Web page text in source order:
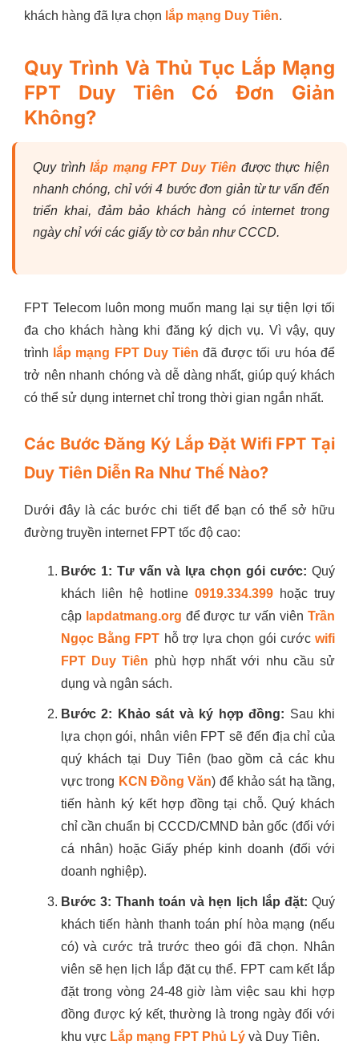
khách hàng đã lựa chọn lắp mạng Duy Tiên.
Quy Trình Và Thủ Tục Lắp Mạng
FPT Duy Tiên Có Đơn Giản
Không?
Quy trìnhlắp mạng FPT Duy Tiên được thực hiện
nhanh chóng, chỉ với 4 bước đơn giản từ tư vấn đến
triển khai, đảm bảo khách hàng có internet trong
ngày chỉ với các giấy tờ cơ bản như CCCD.
FPT Telecom luôn mong muốn mang lại sự tiện lợi tối
đa cho khách hàng khi đăng ký dịch vụ. Vì vậy, quy
trình lắp mạng FPT Duy Tiên đã được tối ưu hóa để
trở nên nhanh chóng và dễ dàng nhất, giúp quý khách
có thể sử dụng internet chỉ trong thời gian ngắn nhất.
Các Bước Đăng Ký Lắp Đặt Wifi FPT Tại
Duy Tiên Diễn Ra Như Thế Nào?
Dưới đây là các bước chi tiết để bạn có thể sở hữu
đường truyền internet FPT tốc độ cao:
Bước 1: Tư vấn và lựa chọn gói cước: Quý
khách liên hệ hotline 0919.334.399hoặc truy
cập lapdatmang.org để được tư vấn viênTrần
Ngọc Bằng FPT hỗ trợ lựa chọn gói cướcwifi
FPT Duy Tiên phù hợp nhất với nhu cầu sử
dụng và ngân sách.
Bước 2: Khảo sát và ký hợp đồng: Sau khi
lựa chọn gói, nhân viên FPT sẽ đến địa chỉ của
quý khách tại Duy Tiên (bao gồm cả các khu
vực trong KCN Đồng Văn) để khảo sát hạ tầng,
tiến hành ký kết hợp đồng tại chỗ. Quý khách
chỉ cần chuẩn bị CCCD/CMND bản gốc (đối với
cá nhân) hoặc Giấy phép kinh doanh (đối với
doanh nghiệp).
Bước 3: Thanh toán và hẹn lịch lắp đặt: Quý
khách tiến hành thanh toán phí hòa mạng (nếu
có) và cước trả trước theo gói đã chọn. Nhân
viên sẽ hẹn lịch lắp đặt cụ thể. FPT cam kết lắp
đặt trong vòng 24-48 giờ làm việc sau khi hợp
đồng được ký kết, thường là trong ngày đối với
khu vực Lắp mạng FPT Phủ Lývà Duy Tiên.